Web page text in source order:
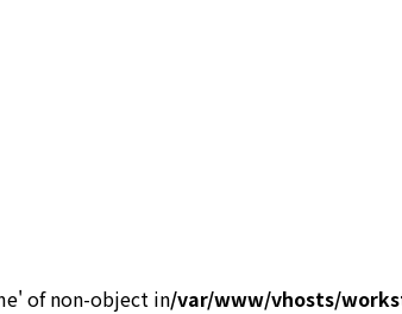
of non-object in/var/www/vhosts/